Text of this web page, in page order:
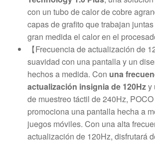
con un tubo de calor de cobre
capas de grafito que trabajan
gran medida el calor en el
【Frecuencia de actualización de
suavidad con una pantalla y un
hechos a medida. Con una
actualización insignia de 120Hzy
de muestreo táctil de 240Hz,
promociona una pantalla hecha a
juegos móviles. Con una alta
actualización de 120Hz, disfrutará